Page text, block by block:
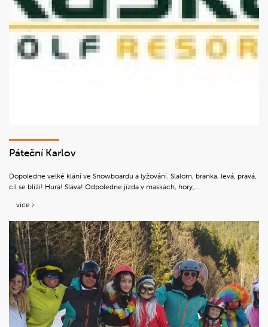
Páteční Karlov
Dopoledne velké klání ve Snowboardu a lyžování. Slalom, branka, levá, pravá,
cíl se blíží! Hurá! Sláva! Odpoledne jízda v maskách, hory,...
více ›